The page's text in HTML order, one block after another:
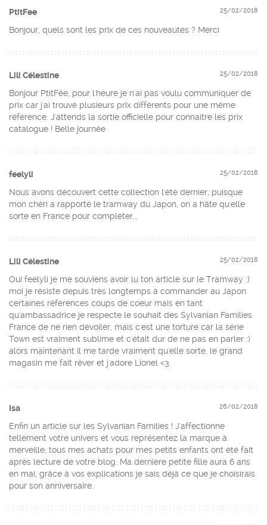
PtitFee 25/02/2018
Bonjour, quels sont les prix de ces nouveautés ? Merci
Lili Célestine 25/02/2018
Bonjour PtitFée, pour l'heure je n'ai pas voulu communiquer de
prix car j'ai trouvé plusieurs prix différents pour une même
référence. J'attends la sortie officielle pour connaitre les prix
catalogue ! Belle journée
feelyli 25/02/2018
Nous avons découvert cette collection l'été dernier, puisque
mon chéri a rapporté le tramway du Japon, on a hâte qu'elle
sorte en France pour compléter...
Lili Célestine 25/02/2018
Oui feelyli je me souviens avoir lu ton article sur le Tramway :)
moi je résiste depuis très longtemps à commander au Japon
certaines références coups de coeur mais en tant
qu'ambassadrice je respecte le souhait des Sylvanian Families
France de ne rien dévoiler, mais c'est une torture car la série
Town est vraiment sublime et c'était dur de ne pas en parler :)
alors maintenant il me tarde vraiment qu'elle sorte, le grand
magasin me fait rêver et j'adore Lionel <3
Isa 26/02/2018
Enfin un article sur les Sylvanian Families ! J'affectionne
tellement votre univers et vous représentez la marque à
merveille, tous mes achats pour mes petits enfants ont été fait
après lecture de votre blog. Ma dernière petite fille aura 6 ans
en mai, grâce à vos explications je sais déjà ce que je choisirais
pour son anniversaire.